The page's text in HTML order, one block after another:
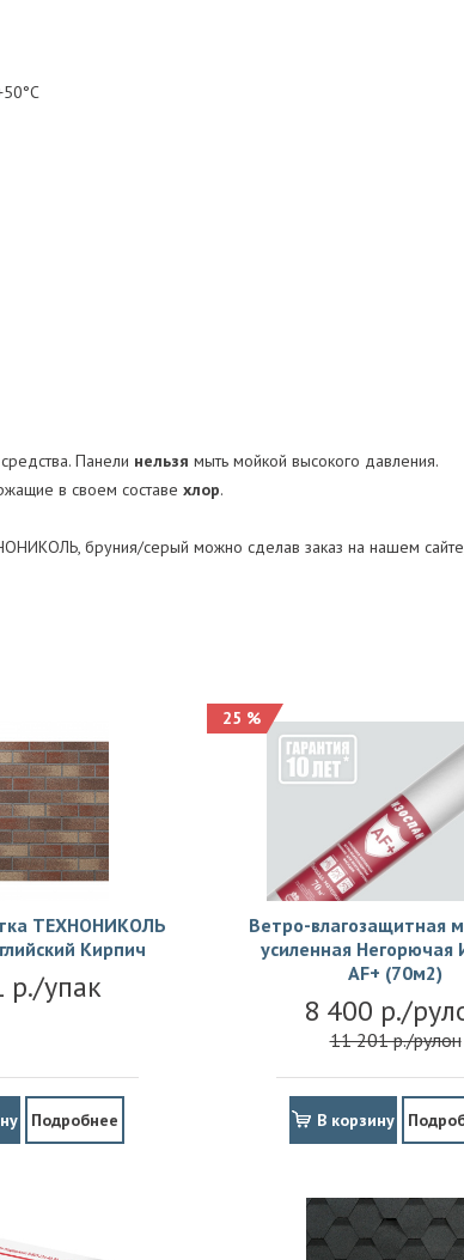
Панели нельзя мыть мойкой высокого давления.
в своем составе хлор.
бруния/серый можно сделав заказ на нашем
ТЕХНОНИКОЛЬ
Кирпич
р./упак
Подробнее
25 %
Ветро-влагозащитная
усиленная Негорючая
АF+ (70м2)
8 400 р./
11 201 р./рулон
В корзину